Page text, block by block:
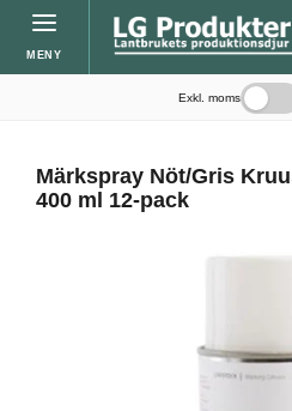
MENY
Exkl. moms
Märkspray Nöt/Gris
400 ml 12-pack